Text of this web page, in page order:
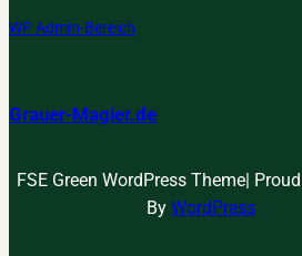
WP Admin-Bereich
Grauer-Magier.de
FSE Green WordPress Theme|
By WordPress